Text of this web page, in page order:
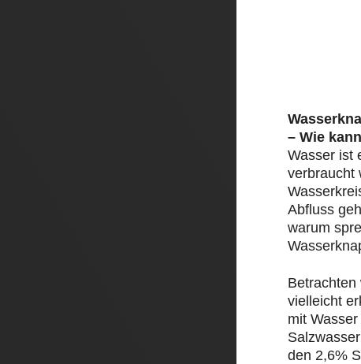
– Wie
Wasser ist
verbraucht
Abfluss
warum
Betrachten
vielleicht
mit
den 2,6%